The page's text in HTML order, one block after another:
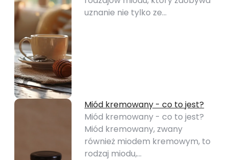
uznanie nie tylko ze…
Miód kremowany - co to jest?
Miód kremowany - co to jest?
Miód kremowany, zwany
również miodem kremowym, to
rodzaj miodu,…